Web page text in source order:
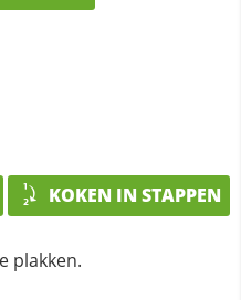
KOKEN IN STAPPEN
plakken.